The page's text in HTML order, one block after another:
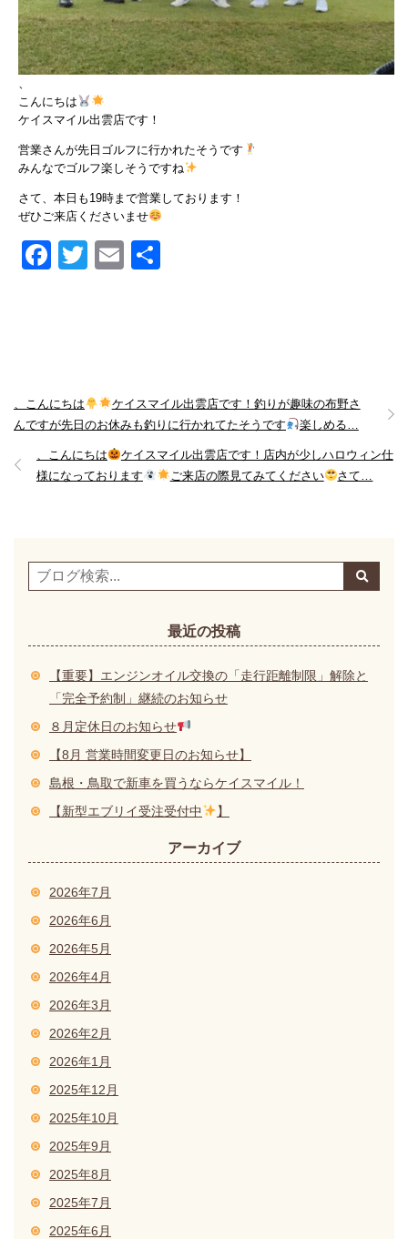
こんにちは
ケイスマイル出雲店です！
営業さんが先日ゴルフに行かれたそうです
みんなでゴルフ楽しそうですね
さて、本日も19時まで営業しております！
ぜひご来店くださいませ
Facebook
TwitterEmail
、こんにちは
ケイスマイル出雲店です！釣りが趣味の布野さ
んですが先日のお休みも釣りに行かれてたそうです
楽しめる…
、こんにちは
ケイスマイル出雲店です！店内が少しハロウィン仕
様になっております
ご来店の際見てみてください さて…
最近の投稿
【重要】エンジンオイル交換の「走行距離制限」解除と
「完全予約制」継続のお知らせ
８月定休日のお知らせ
【8月 営業時間変更日のお知らせ】
島根・鳥取で新車を買うならケイスマイル！
【新型エブリイ受注受付中
】
アーカイブ
2026年7月
2026年6月
2026年5月
2026年4月
2026年3月
2026年2月
2026年1月
2025年12月
2025年10月
2025年9月
2025年8月
2025年7月
2025年6月